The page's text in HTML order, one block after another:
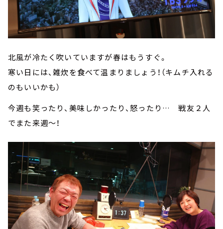
北風が冷たく吹いていますが春はもうすぐ。
寒い日には、雑炊を食べて温まりましょう！（キムチ入れる
のもいいかも）
今週も笑ったり、美味しかったり、怒ったり… 戦友２人
でまた来週～！